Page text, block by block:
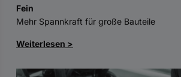
Fein
Mehr Spannkraft für große Bauteile
Weiterlesen >